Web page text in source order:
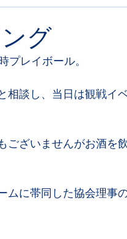
グ
プレイボール。
相談し、当日は観戦イ
ございませんがお酒を
ムに帯同した協会理事